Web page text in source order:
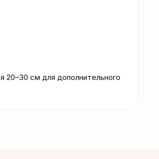
20–30 см для дополнительного